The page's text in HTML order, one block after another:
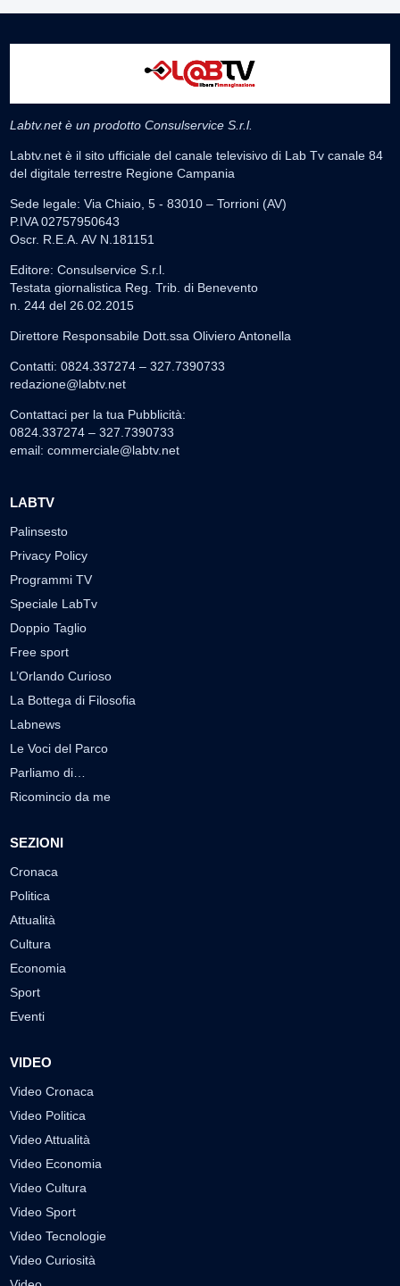
Labtv.net è un prodotto Consulservice S.r.l.
Labtv.net è il sito ufficiale del canale televisivo di Lab Tv canale 84
del digitale terrestre Regione Campania
Sede legale: Via Chiaio, 5 - 83010 – Torrioni (AV)
P.IVA 02757950643
Oscr. R.E.A. AV N.181151
Editore: Consulservice S.r.l.
Testata giornalistica Reg. Trib. di Benevento
n. 244 del 26.02.2015
Direttore Responsabile Dott.ssa Oliviero Antonella
Contatti: 0824.337274 – 327.7390733
redazione@labtv.net
Contattaci per la tua Pubblicità:
0824.337274 – 327.7390733
email: commerciale@labtv.net
LABTV
Palinsesto
Privacy Policy
Programmi TV
Speciale LabTv
Doppio Taglio
Free sport
L’Orlando Curioso
La Bottega di Filosofia
Labnews
Le Voci del Parco
Parliamo di…
Ricomincio da me
SEZIONI
Cronaca
Politica
Attualità
Cultura
Economia
Sport
Eventi
VIDEO
Video Cronaca
Video Politica
Video Attualità
Video Economia
Video Cultura
Video Sport
Video Tecnologie
Video Curiosità